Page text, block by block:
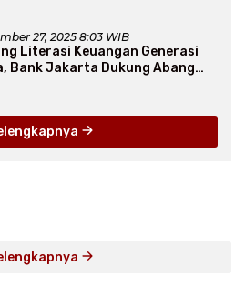
27, 2025 8:03 WIB
Literasi Keuangan Generasi
Bank Jakarta Dukung Abang